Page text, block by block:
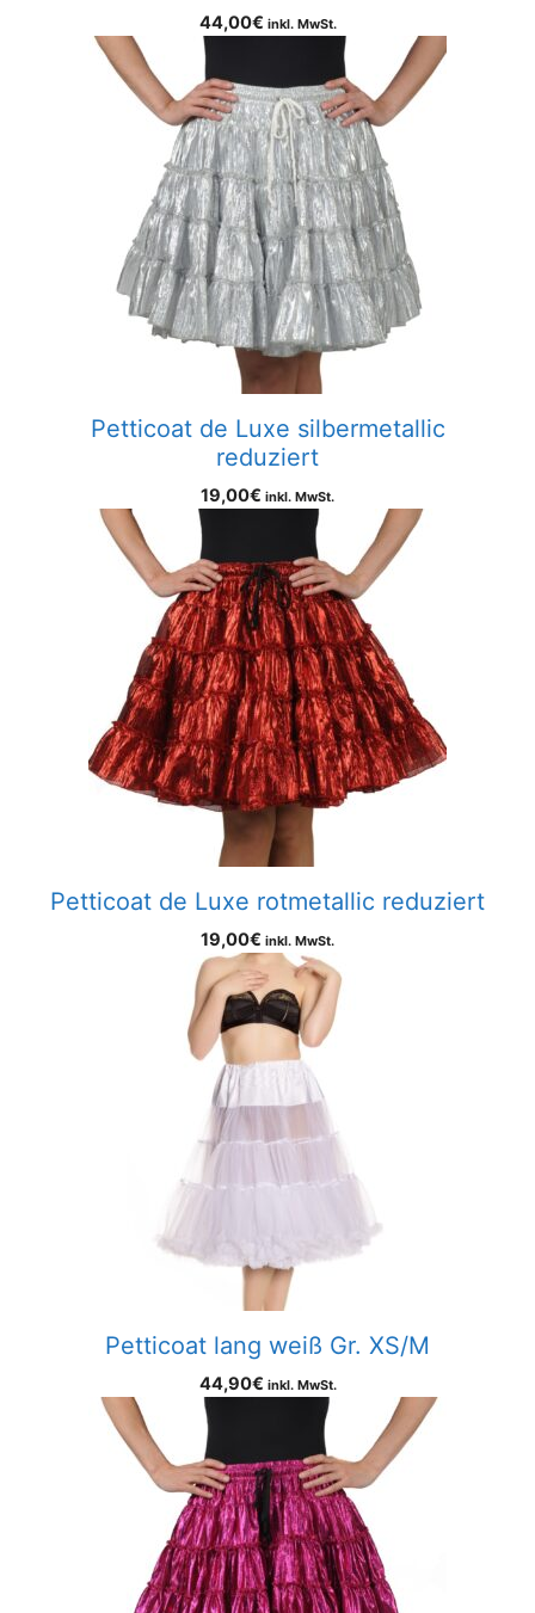
44,00€ inkl. MwSt.
Petticoat de Luxe silbermetallic
reduziert
19,00€ inkl. MwSt.
Petticoat de Luxe rotmetallic reduziert
19,00€ inkl. MwSt.
Petticoat lang weiß Gr. XS/M
44,90€ inkl. MwSt.